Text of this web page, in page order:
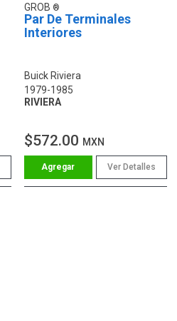
GROB
Par De Terminales
Interiores
Buick Riviera
1979-1985
RIVIERA
$572.00 MXN
Ver Detalles